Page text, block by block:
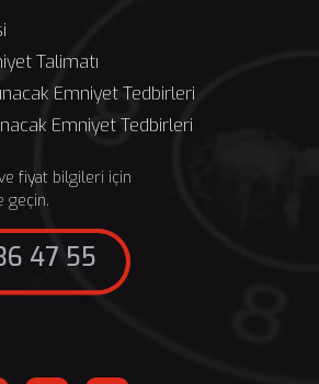
Talimatı
Emniyet Tedbirleri
Emniyet Tedbirleri
fiyat bilgileri için
geçin.
47 55